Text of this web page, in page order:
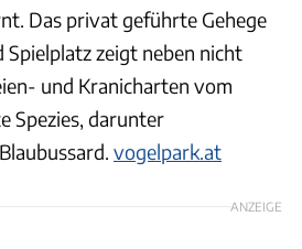
Das privat geführte Gehege
Spielplatz zeigt neben nicht
und Kranicharten vom
Spezies, darunter
vogelpark.at
ANZEIGE